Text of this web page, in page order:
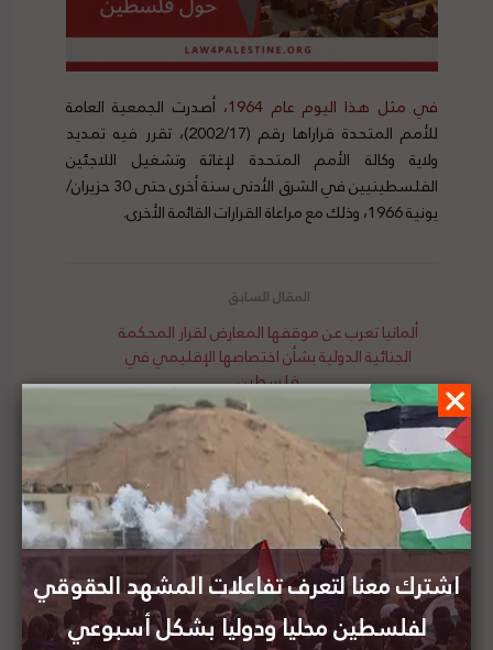
في مثل هذا اليوم عام 1964،
أصدرت الجمعية العامة
للأمم المتحدة قراراها رقم (2002/17)، تقرر فيه تمديد
ولاية وكالة الأمم المتحدة لإغاثة وتشغيل اللاجئين
الفلسطينيين في الشرق الأدنى سنة أخرى حتى 30 حزيران/
يونية 1966، وذلك مع مراعاة القرارات القائمة الأخرى.
ألمانيا تعرب عن موقفها المعارض لقرار المحكمة
الجنائية الدولية بشأن اختصاصها الإقليمي في
فلسطين
الإتحاد الأوروبي: المحكمة الجنائية الدولية ومدعيها
العام مؤسسات قضائية مستقلة ومحايدة ليس لها
أهداف سياسية
اشترك معنا لتعرف تفاعلات المشهد الحقوقي
لفلسطين محليا ودوليا بشكل أسبوعي